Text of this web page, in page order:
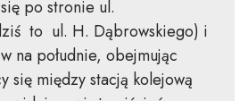
po stronie ul.
to ul. H. Dąbrowskiego) i
na południe, obejmując
się między stacją kolejową